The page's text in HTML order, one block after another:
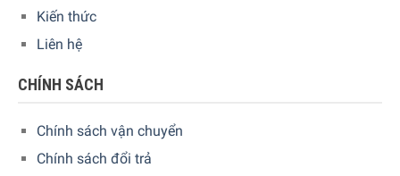
Kiến thức
Liên hệ
CHÍNH SÁCH
Chính sách vận chuyển
Chính sách đổi trả